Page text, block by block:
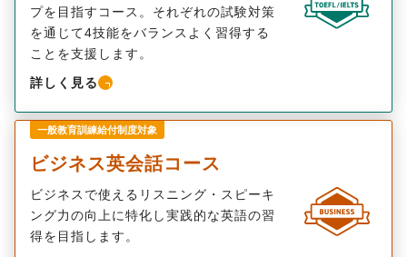
プを目指すコース。それぞれの試験対策
を通じて4技能をバランスよく習得する
ことを支援します。
詳しく見る
一般教育訓練給付制度対象
ビジネス英会話コース
ビジネスで使えるリスニング・スピーキ
ング力の向上に特化し実践的な英語の習
得を目指します。